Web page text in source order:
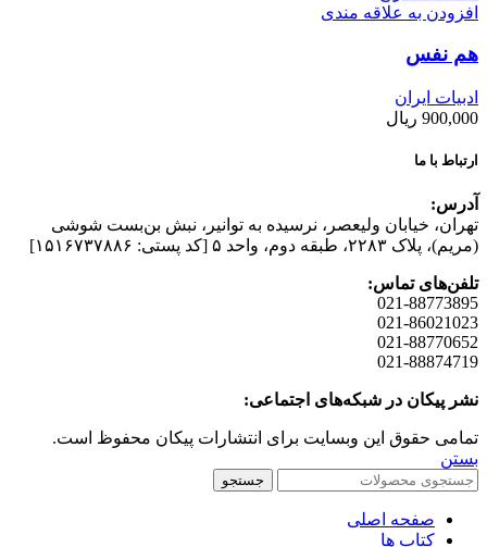
افزودن به علاقه مندی
هم نفس
ادبیات ایران
900,000 ریال
ارتباط با ما
آدرس:
تهران، خیابان وليعصر، نرسيده به توانير، نبش بن‌بست شوشی
(مريم)، پلاک ۲۲۸۳، طبقه دوم، واحد ۵ [کد پستی: ۱۵۱۶۷۳۷۸۸۶]
تلفن‌های تماس:
021-88773895
021-86021023
021-88770652
021-88874719
نشر پیکان در شبکه‌های اجتماعی:
تمامی حقوق این وبسایت برای انتشارات پیکان محفوظ است.
بستن
جستجو
صفحه اصلی
کتاب ها